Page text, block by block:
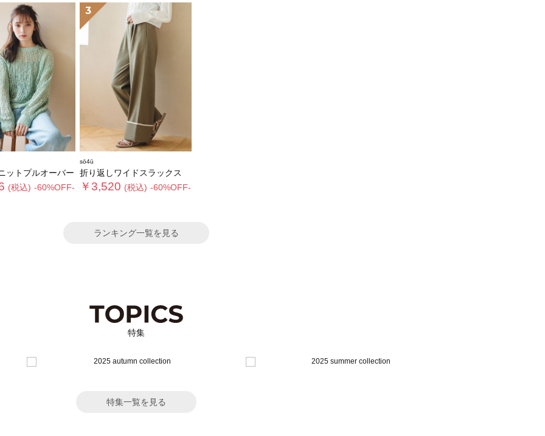
ットプルオーバー
(税込) -60%OFF-
3
sō4ū
折り返しワイドスラックス
￥3,520 (税込) -60%OFF-
ランキング一覧を見る
特集
特集一覧を見る